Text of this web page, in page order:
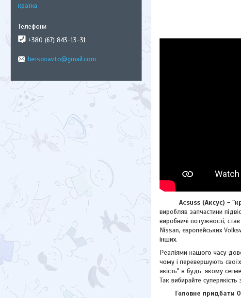
Acsuss (Аксус) -
виробляв запчастини
виробничі потужності,
Nissan, європейських
інших.
Реаліями нашого часу
чому і перевершують
якість" в будь-якому
Так вибирайте суперякість
Головне придбати
країна
+380 (67) 843-13-31
hersonavto@gmail.com